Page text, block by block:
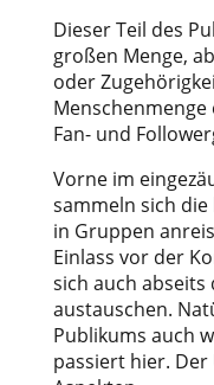
Dieser Teil des
großen Menge,
oder
Fan- und
Vorne im
sammeln sich
in Gruppen
Einlass vor der
sich auch abseits
austauschen.
Publikums auch
passiert hier.